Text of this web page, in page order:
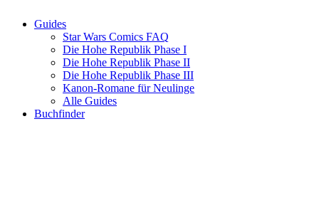
Guides
Star Wars Comics FAQ
Die Hohe Republik Phase I
Die Hohe Republik Phase II
Die Hohe Republik Phase III
Kanon-Romane für Neulinge
Alle Guides
Buchfinder